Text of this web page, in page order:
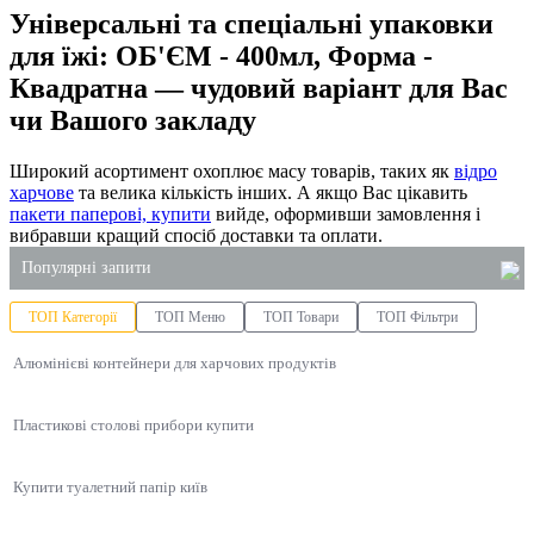
Універсальні та спеціальні упаковки
для їжі: ОБ'ЄМ - 400мл, Форма -
Квадратна — чудовий варіант для Вас
чи Вашого закладу
Широкий асортимент охоплює масу товарів, таких як відро
харчове та велика кількість інших. А якщо Вас цікавить
пакети паперові, купити вийде, оформивши замовлення і
вибравши кращий спосіб доставки та оплати.
Популярні запити
контейнер для соусу
контейнер для ролів
купити крафтові пакети київ
купити пластикові відра харчові київ
ТОП Категорії ТОП Меню ТОП Товари ТОП Фільтри
Алюмінієві контейнери для харчових продуктів
Пластикові столові прибори купити
Купити туалетний папір київ